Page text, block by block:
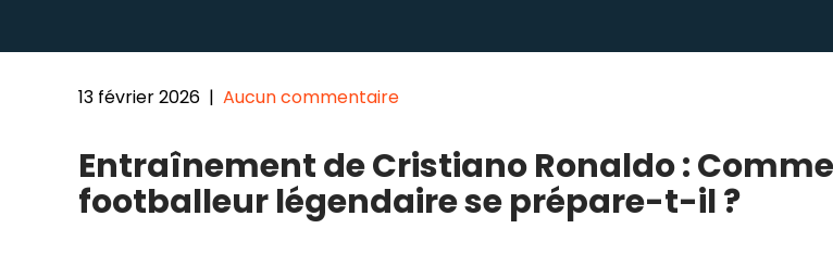
13 février 2026 | Aucun commentaire
Entraînement de Cristiano Ronaldo :
footballeur légendaire se prépare-t-il ?